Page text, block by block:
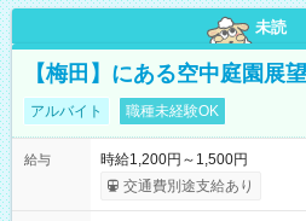
未読
【梅田】にある空中庭園展
アルバイト 職種未経験OK
給与
時給1,200円～1,500円
交通費別途支給あり